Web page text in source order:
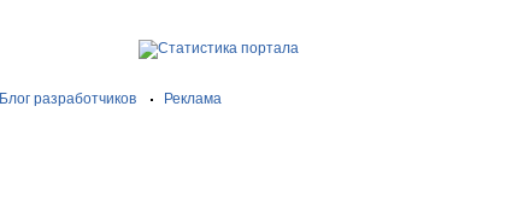
Блог разработчиков
Реклама